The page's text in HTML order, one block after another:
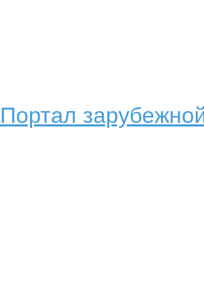
Портал